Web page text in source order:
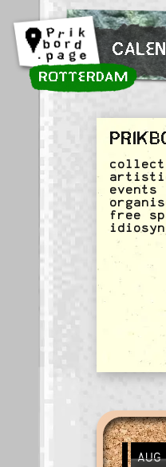
Skip to content
ROTTERDAM
events
free